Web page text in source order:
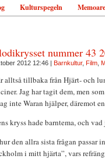
Kulturspegeln
nummer 43
2012 12:46 | Barnkultur, Film,
alltså tillbaka från Hjärt- och
Jag har tagit dem, men
inte Waran hjälper, däremot
kryss hade barntema, och
den allra sista frågan
i mitt hjärta”, vars